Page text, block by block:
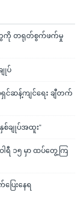
တွေကို တရုတ်စွက်ဖက်မှု
ျုပ်
င်ဆန့်ကျင်ရေး ချီတက်
စ်ချုပ်အထူး”
ါရီ ၁၅ မှာ ထပ်တွေ့ကြ
ြေးနေရ